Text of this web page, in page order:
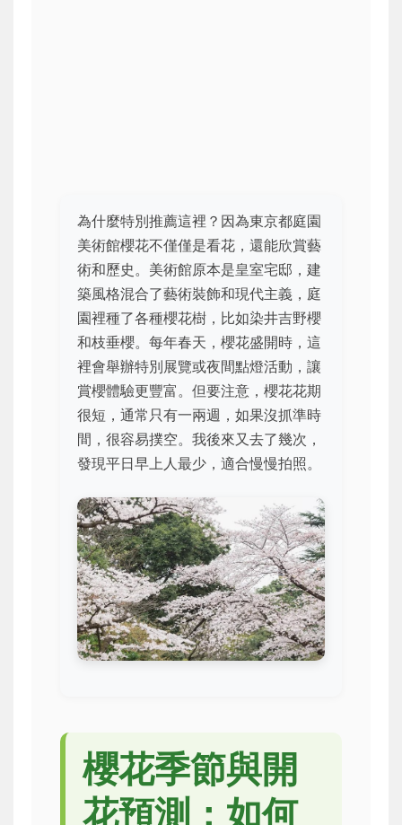
為什麼特別推薦這裡？因為東京都庭園
美術館櫻花不僅僅是看花，還能欣賞藝
術和歷史。美術館原本是皇室宅邸，建
築風格混合了藝術裝飾和現代主義，庭
園裡種了各種櫻花樹，比如染井吉野櫻
和枝垂櫻。每年春天，櫻花盛開時，這
裡會舉辦特別展覽或夜間點燈活動，讓
賞櫻體驗更豐富。但要注意，櫻花花期
很短，通常只有一兩週，如果沒抓準時
間，很容易撲空。我後來又去了幾次，
發現平日早上人最少，適合慢慢拍照。
櫻花季節與開
花預測：如何